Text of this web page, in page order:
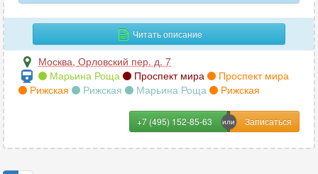
Читать описание
Москва, Орловский пер. д. 7
Марьина Роща
Проспект мира
Проспект мира
Рижская
Рижская Марьина Роща Рижская
+7 (495) 152-85-63